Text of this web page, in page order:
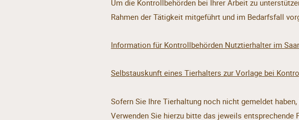
Um die Kontrollbehörden bei Ihrer Arbeit zu
Rahmen der Tätigkeit mitgeführt und im Bedarfsfall
Information für Kontrollbehörden Nutztierhalter im
Selbstauskunft eines Tierhalters zur Vorlage bei
Sofern Sie Ihre Tierhaltung noch nicht gemeldet
Verwenden Sie hierzu bitte das jeweils entsprechende